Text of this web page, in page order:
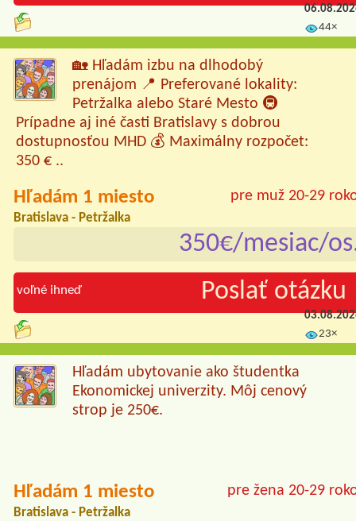
44×
🏡 Hľadám izbu na dlhodobý
prenájom 📍 Preferované lokality:
Petržalka alebo Staré Mesto 🚇
Prípadne aj iné časti Bratislavy s dobrou
dostupnosťou MHD 💰 Maximálny rozpočet:
350 € ..
pre muž 20-29
Hľadám 1 miesto
Bratislava - Petržalka
350€/mesiac/
voľné ihneď Poslať otázku
23×
Hľadám ubytovanie ako študentka
Ekonomickej univerzity. Môj cenový
strop je 250€.
pre žena 20-29
Hľadám 1 miesto
Bratislava - Petržalka